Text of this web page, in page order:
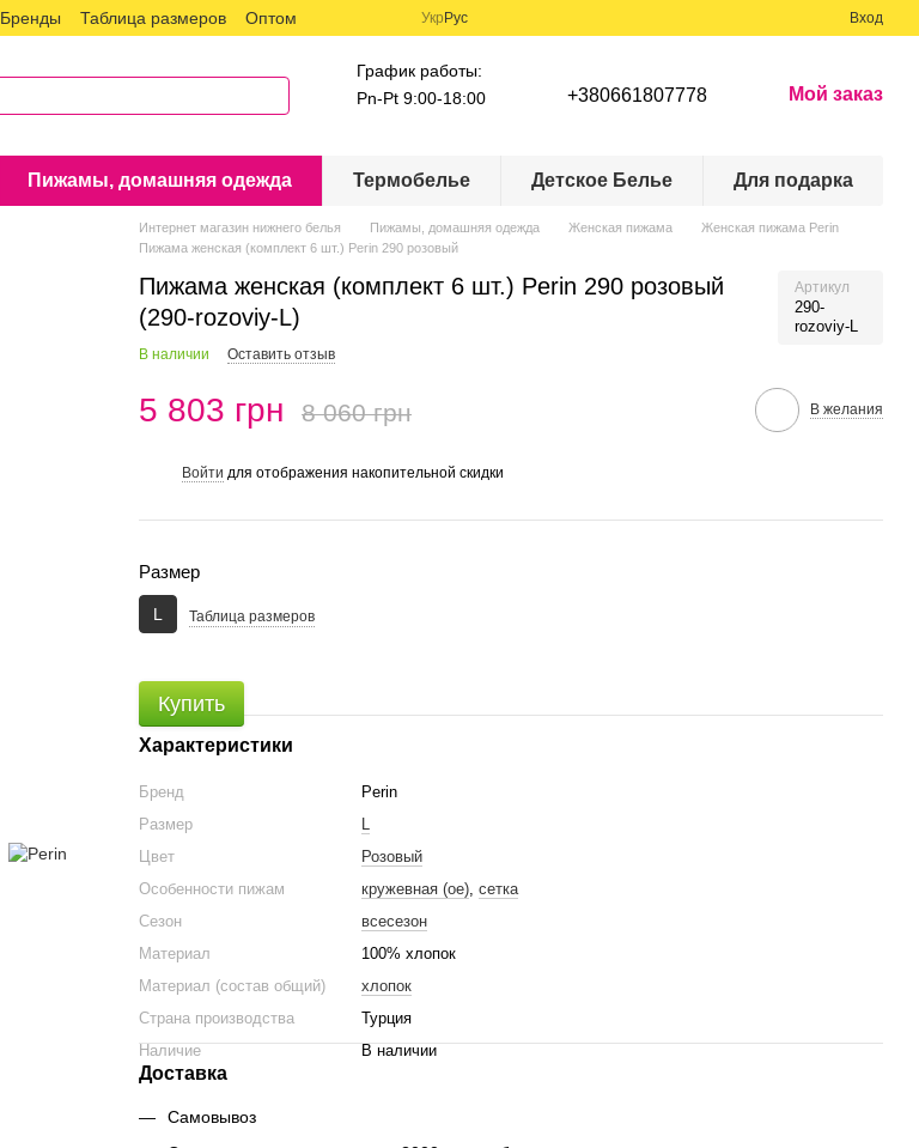
Бренды Таблица размеров Оптом Укр Рус Вход
График работы:
Pn-Pt 9:00-18:00
+380661807778 Мой заказ
Пижамы, домашняя одежда Термобелье Детское Белье Для подарка
Интернет магазин нижнего белья Пижамы, домашняя одежда Женская пижама
Женская пижама Perin
Пижама женская (комплект 6 шт.) Perin 290 розовый
Пижама женская (комплект 6 шт.) Perin 290 розовый
(290-rozoviy-L)
Артикул
290-
rozoviy-L
В наличии Оставить отзыв
5 803 грн 8 060 грн В желания
Войти для отображения накопительной скидки
Размер
L Таблица размеров
Купить
Характеристики
Бренд
Perin
Размер
L
Цвет
Розовый
Особенности пижам
кружевная (ое), сетка
Сезон
всесезон
Материал
100% хлопок
Материал (состав общий)
хлопок
Страна производства
Турция
Наличие
В наличии
Доставка
Самовывоз